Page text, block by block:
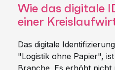
Wie das digitale
einer
Das digitale
"Logistik ohne Papier",
Branche. Es erhöht nicht